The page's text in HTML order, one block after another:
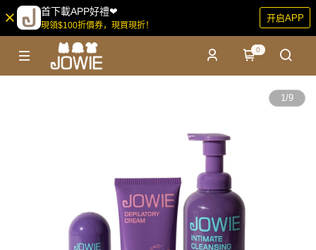
首下載APP好禮❤
現領$100折價券，現買現折！
开启APP
0
1/9